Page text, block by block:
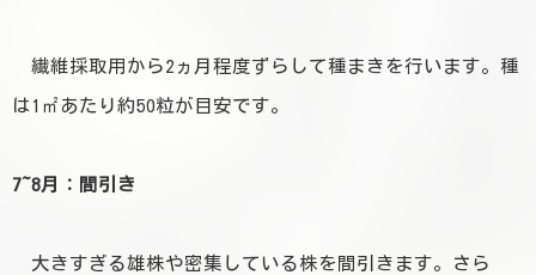
繊維採取用から2ヵ月程度ずらして種まきを行います。種
は1㎡あたり約50粒が目安です。
7~8月：間引き
大きすぎる雄株や密集している株を間引きます。さら